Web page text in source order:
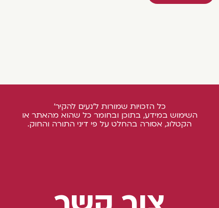
כל הזכויות שמורות ל'נעים להקיר'
השימוש במידע, בתוכן ובחומר כל שהוא מהאתר או
הקטלוג, אסורה בהחלט על פי דיני התורה והחוק.